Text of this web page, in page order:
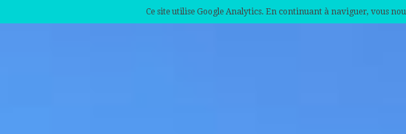
Ce site utilise Google Analytics. En continuant à naviguer, vous